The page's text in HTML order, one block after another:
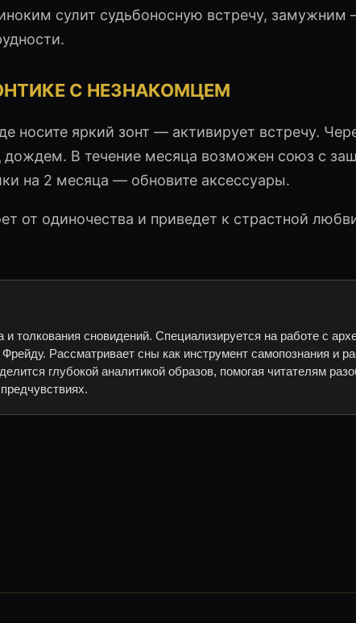
сулит судьбоносную встречу, замужним
С НЕЗНАКОМЦЕМ
носите яркий зонт — активирует встречу.
дождем. В течение месяца возможен союз с
на 2 месяца — обновите аксессуары.
от одиночества и приведет к страстной
и толкования сновидений. Специализируется на работе с
Рассматривает сны как инструмент самопознания и
глубокой аналитикой образов, помогая читателям